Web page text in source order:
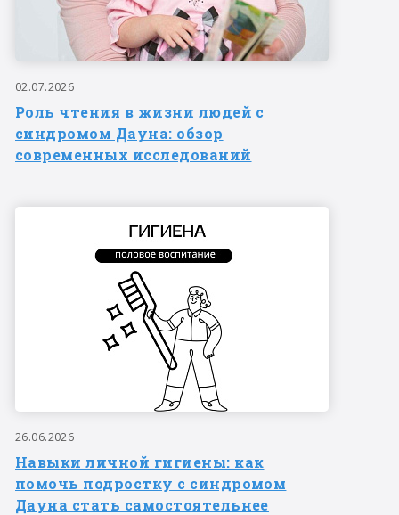
02.07.2026
Роль чтения в жизни людей с
синдромом Дауна: обзор
современных исследований
26.06.2026
Навыки личной гигиены: как
помочь подростку с синдромом
Дауна стать самостоятельнее